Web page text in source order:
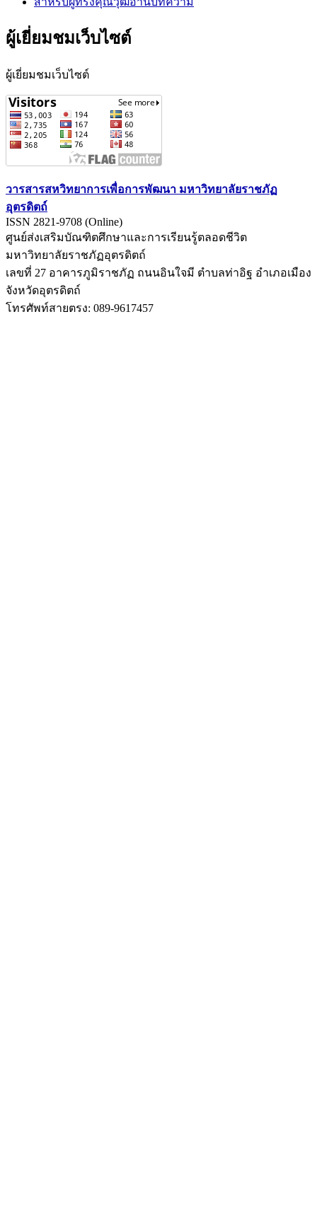
ผู้เยี่ยมชมเว็บไซต์
ผู้เยี่ยมชมเว็บไซต์
วารสารสหวิทยาการเพื่อการพัฒนา มหาวิทยาลัยราชภัฏ
อุตรดิตถ์
ISSN 2821-9708 (Online)
ศูนย์ส่งเสริมบัณฑิตศึกษาและการเรียนรู้ตลอดชีวิต
มหาวิทยาลัยราชภัฏอุตรดิตถ์
เลขที่ 27 อาคารภูมิราชภัฏ ถนนอินใจมี ตำบลท่าอิฐ อำเภอเมือง
จังหวัดอุตรดิตถ์
โทรศัพท์สายตรง: 089-9617457